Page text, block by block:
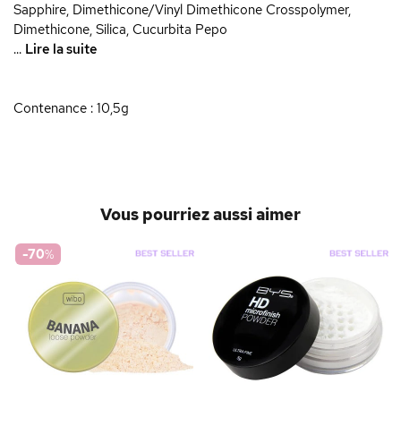
Sapphire, Dimethicone/Vinyl Dimethicone Crosspolymer,
Dimethicone, Silica, Cucurbita Pepo
... Lire la suite
Contenance : 10,5g
Vous pourriez aussi aimer
-70%